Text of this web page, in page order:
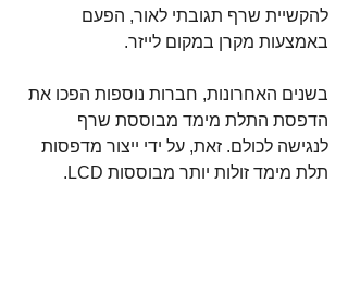
להקשיית שרף תגובתי לאור, הפעם
באמצעות מקרן במקום לייזר.
בשנים האחרונות, חברות נוספות הפכו את
הדפסת התלת מימד מבוססת שרף
לנגישה לכולם. זאת, על ידי ייצור מדפסות
תלת מימד זולות יותר מבוססות LCD.